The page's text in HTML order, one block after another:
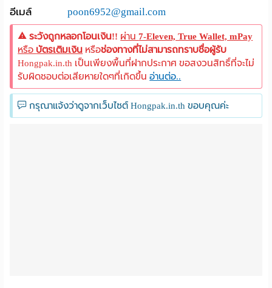
อีเมล์ poon6952@gmail.com
ระวังถูกหลอกโอนเงิน!! ผ่าน7-Eleven, True Wallet, mPay
หรือ บัตรเติมเงิน หรือช่องทางที่ไม่สามารถทราบชื่อผู้รับ
Hongpak.in.th เป็นเพียงพื้นที่ฝากประกาศ ขอสงวนสิทธิ์ที่จะไม่
รับผิดชอบต่อเสียหายใดๆที่เกิดขึ้นอ่านต่อ..
กรุณาแจ้งว่าดูจากเว็บไซต์ Hongpak.in.th ขอบคุณค่ะ